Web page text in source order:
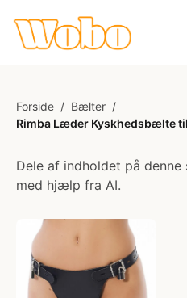
Forside / Bælter /
Rimba Læder Kyskhedsbælte
Dele af indholdet på
med hjælp fra AI.